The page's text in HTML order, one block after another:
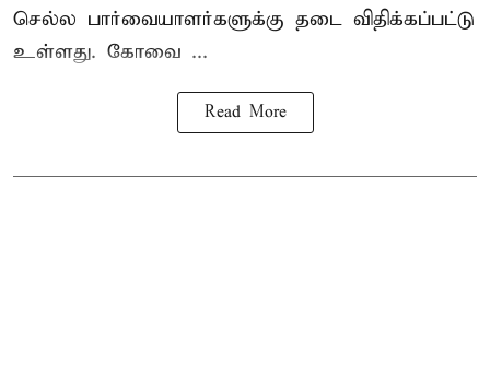
செல்ல பார்வையாளர்களுக்கு தடை விதிக்கப்பட்டு
உள்ளது. கோவை ...
Read More